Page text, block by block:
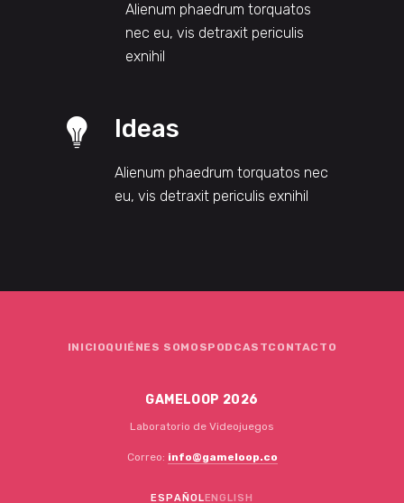
Alienum phaedrum torquatos
nec eu, vis detraxit periculis
exnihil
Ideas
Alienum phaedrum torquatos nec
eu, vis detraxit periculis exnihil
INICIOQUIÉNES SOMOSPODCASTCONTACTO
GAMELOOP 2026
Laboratorio de Videojuegos
Correo: info@gameloop.co
ESPAÑOLENGLISH